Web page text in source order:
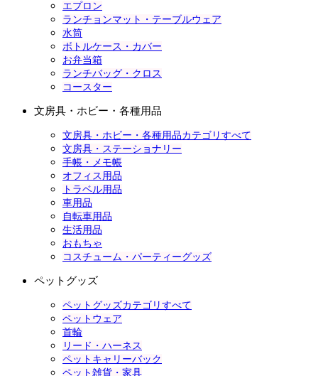
エプロン
ランチョンマット・テーブルウェア
水筒
ボトルケース・カバー
お弁当箱
ランチバッグ・クロス
コースター
文房具・ホビー・各種用品
文房具・ホビー・各種用品カテゴリすべて
文房具・ステーショナリー
手帳・メモ帳
オフィス用品
トラベル用品
車用品
自転車用品
生活用品
おもちゃ
コスチューム・パーティーグッズ
ペットグッズ
ペットグッズカテゴリすべて
ペットウェア
首輪
リード・ハーネス
ペットキャリーバック
ペット雑貨・家具